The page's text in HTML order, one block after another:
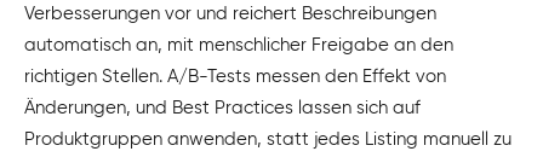
Verbesserungen vor und reichert Beschreibungen
automatisch an, mit menschlicher Freigabe an den
richtigen Stellen. A/B-Tests messen den Effekt von
Änderungen, und Best Practices lassen sich auf
Produktgruppen anwenden, statt jedes Listing manuell zu